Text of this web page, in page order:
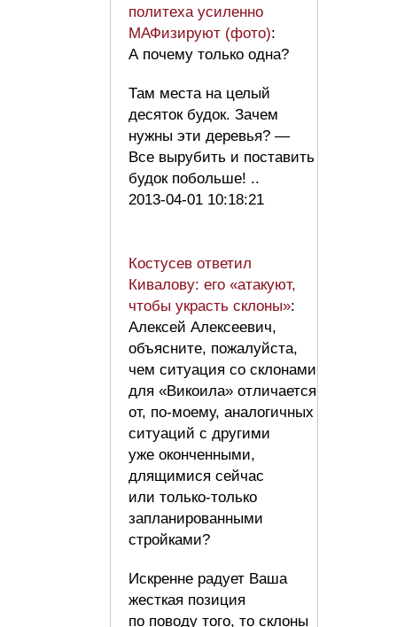
политеха усиленно
МАФизируют (фото):
А почему только одна?
Там места на целый
десяток будок. Зачем
нужны эти деревья? —
Все вырубить и поставить
будок побольше! ..
2013-04-01 10:18:21
Костусев ответил
Кивалову: его «атакуют,
чтобы украсть склоны»:
Алексей Алексеевич,
объясните, пожалуйста,
чем ситуация со склонами
для «Викоила» отличается
от, по-моему, аналогичных
ситуаций с другими
уже оконченными,
длящимися сейчас
или только-только
запланированными
стройками?
Искренне радует Ваша
жесткая позиция
по поводу того, то склоны